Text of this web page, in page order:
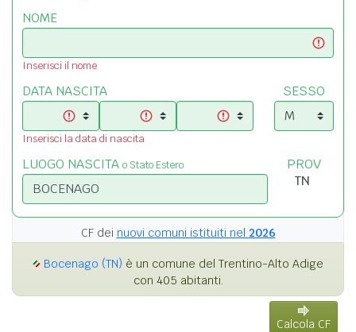
NOME
Inserisci il nome
DATA NASCITA
Inserisci la data di nascita
SESSO
LUOGO NASCITA o Stato Estero PROV
CF dei nuovi comuni istituiti nel 2026
Bocenago (TN) è un comune del Trentino-Alto Adige
con 405 abitanti.
Calcola CF